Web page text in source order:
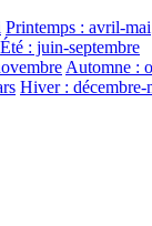
Printemps : avril-mai
Été : juin-septembre
Automne :
Hiver : décembre-